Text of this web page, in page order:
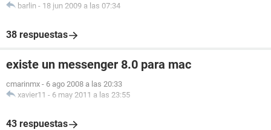
barlin - 18 jun 2009 a las 07:34
38 respuestas
existe un messenger 8.0 para mac
cmarinmx - 6 ago 2008 a las 20:33
xavier11 - 6 may 2011 a las 23:55
43 respuestas